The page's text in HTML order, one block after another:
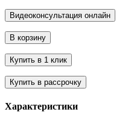
Характеристики